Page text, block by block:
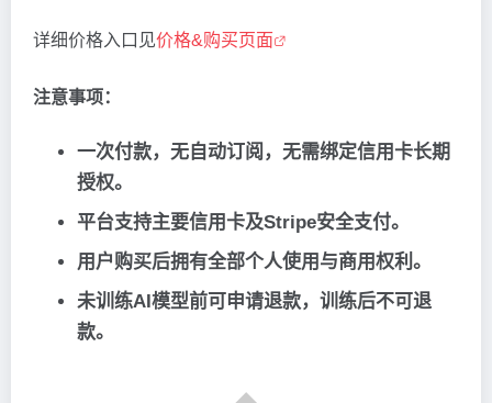
详细价格入口见价格&购买页面
注意事项：
一次付款，无自动订阅，无需绑定信用卡长期
授权。
平台支持主要信用卡及Stripe安全支付。
用户购买后拥有全部个人使用与商用权利。
未训练AI模型前可申请退款，训练后不可退
款。